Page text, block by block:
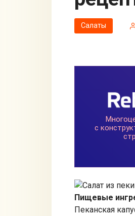
Салаты
Пищевые
Пеканская